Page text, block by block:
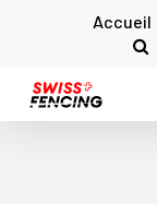
content
Accueil